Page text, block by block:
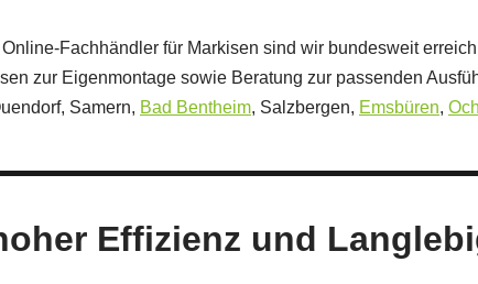
Fachhändler für Markisen sind wir bundesweit
zur Eigenmontage sowie Beratung zur passenden
Samern, Bad Bentheim, Salzbergen, Emsbüren,
Effizienz und